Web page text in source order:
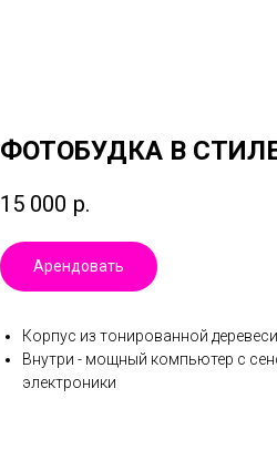
ФОТОБУДКА В СТИЛЕ
15 000 р.
Арендовать
Корпус из тонированной
Внутри - мощный компьютер с
электроники